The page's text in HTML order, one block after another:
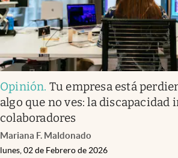
Opinión. Tu empresa está
algo que no ves: la discapacidad
colaboradores
Mariana F. Maldonado
lunes, 02 de Febrero de 2026